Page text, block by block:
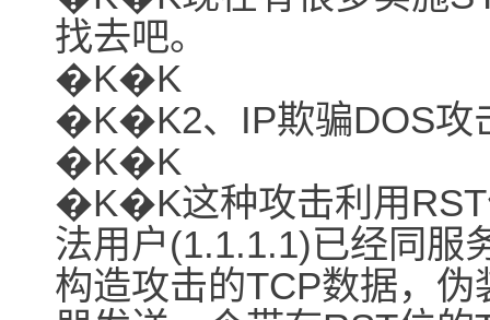
找去吧。
�K�K
�K�K2、IP欺骗DOS攻
�K�K
�K�K这种攻击利用RST
法用户(1.1.1.1)已经同服
构造攻击的TCP数据，